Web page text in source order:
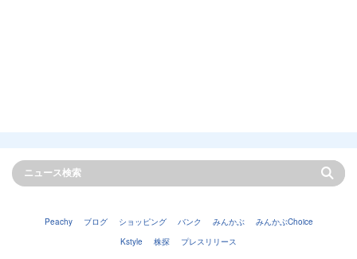
Peachy ブログ ショッピング バンク みんかぶ
みんかぶChoice
Kstyle
株探 プレスリリース